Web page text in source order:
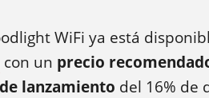
WiFi ya está
con un precio
lanzamiento del 16% de